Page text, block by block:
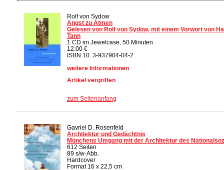
Rolf von Sydow
Angst zu Atmen
Gelesen von Rolf von Sydow, mit einem Vorwort von
Tann
1 CD im Jewelcase, 50 Minuten
12.00 €
ISBN 10: 3-937904-04-2
weitere Informationen
Artikel vergriffen
zum Seitenanfang
Gavriel D. Rosenfeld
Architektur und Gedächtnis
Münchens Umgang mit der Architektur des
612 Seiten
89 s/w-Abb.
Hardcover
Format 16 x 22,5 cm